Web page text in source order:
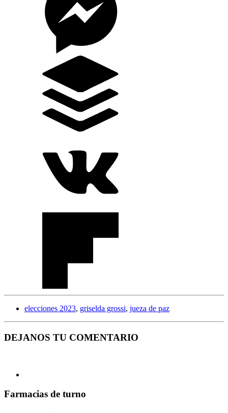
elecciones 2023, griselda grossi, jueza de paz
DEJANOS TU COMENTARIO
Farmacias de turno